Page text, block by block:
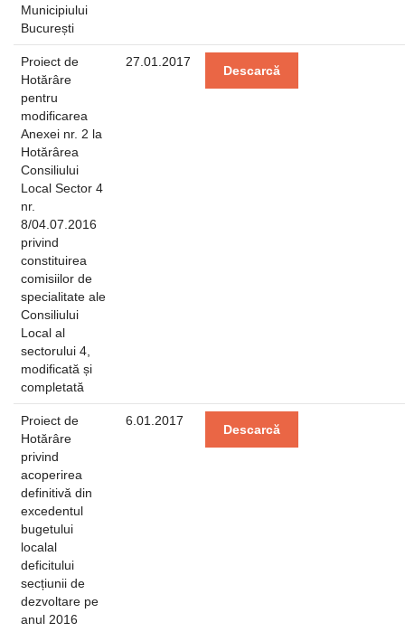
Municipiului
București
Proiect de
Hotărâre
pentru
modificarea
Anexei nr. 2 la
Hotărârea
Consiliului
Local Sector 4
nr.
8/04.07.2016
privind
constituirea
comisiilor de
specialitate ale
Consiliului
Local al
sectorului 4,
modificată și
completată
27.01.2017
Descarcă
Proiect de
Hotărâre
privind
acoperirea
definitivă din
excedentul
bugetului
localal
deficitului
secțiunii de
dezvoltare pe
anul 2016
6.01.2017
Descarcă